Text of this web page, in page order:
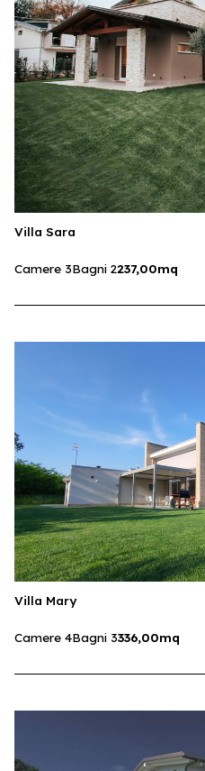
Villa Sara
Camere 3Bagni 2237,00mq
Villa Mary
Camere 4Bagni 3336,00mq